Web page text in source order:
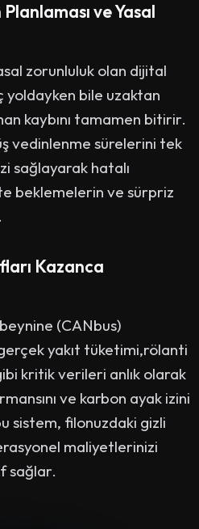
ve Yasal
zorunluluk olan dijital
bile uzaktan
kaybını tamamen bitirir.
vedinlenme sürelerini tek
sağlayarak hatalı
beklemelerin ve sürpriz
Kazanca
(CANbus)
yakıt tüketimi,rölanti
kritik verileri anlık olarak
ve karbon ayak izini
sistem, filonuzdaki gizli
maliyetlerinizi
sağlar.